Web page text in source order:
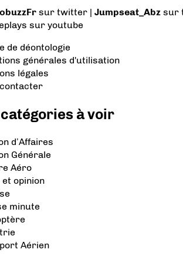
sur twitter | Jumpseat_Abz sur
sur youtube
de déontologie
générales d'utilisation
légales
à voir
d’Affaires
Générale
Aéro
et opinion
minute
Aérien